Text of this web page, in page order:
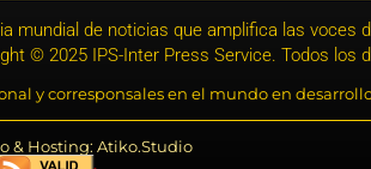
mundial de noticias que amplifica las voces
© 2025 IPS-Inter Press Service. Todos los
y corresponsales en el mundo en
& Hosting: Atiko.Studio